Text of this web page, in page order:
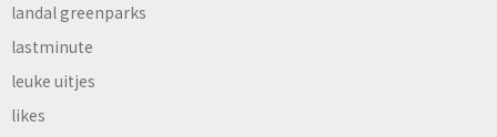
landal greenparks
lastminute
leuke uitjes
likes